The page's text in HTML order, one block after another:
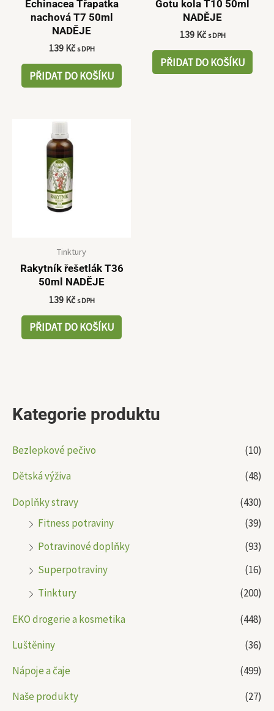
Kategorie produktu
Bezlepkové pečivo
(10)
Dětská výživa
(48)
Doplňky stravy
(430)
Fitness potraviny
(39)
Potravinové doplňky
(93)
Superpotraviny
(16)
Tinktury
(200)
EKO drogerie a kosmetika
(448)
Luštěniny
(36)
Nápoje a čaje
(499)
Naše produkty
(27)
Echinacea Třapatka
nachová T7 50ml
NADĚJE
139 Kč s DPH
PŘIDAT DO KOŠÍKU
Gotu kola T10 50ml
NADĚJE
139 Kč s DPH
PŘIDAT DO KOŠÍKU
Tinktury
Rakytník řešetlák T36
50ml NADĚJE
139 Kč s DPH
PŘIDAT DO KOŠÍKU